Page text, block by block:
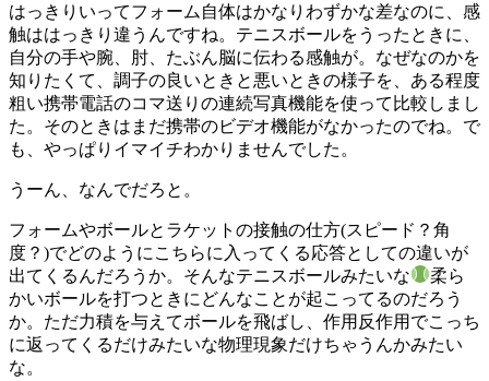
はっきりいってフォーム自体はかなりわずかな差なのに、感
触ははっきり違うんですね。テニスボールをうったときに、
自分の手や腕、肘、たぶん脳に伝わる感触が。なぜなのかを
知りたくて、調子の良いときと悪いときの様子を、ある程度
粗い携帯電話のコマ送りの連続写真機能を使って比較しまし
た。そのときはまだ携帯のビデオ機能がなかったのでね。で
も、やっぱりイマイチわかりませんでした。
うーん、なんでだろと。
フォームやボールとラケットの接触の仕方(スピード？角
度？)でどのようにこちらに入ってくる応答としての違いが
出てくるんだろうか。そんなテニスボールみたいな
柔ら
かいボールを打つときにどんなことが起こってるのだろう
か。ただ力積を与えてボールを飛ばし、作用反作用でこっち
に返ってくるだけみたいな物理現象だけちゃうんかみたい
な。